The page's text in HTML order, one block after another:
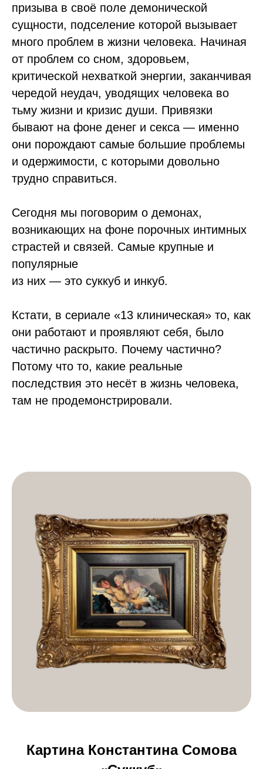
призыва в своё поле демонической
сущности, подселение которой вызывает
много проблем в жизни человека. Начиная
от проблем со сном, здоровьем,
критической нехваткой энергии, заканчивая
чередой неудач, уводящих человека во
тьму жизни и кризис души. Привязки
бывают на фоне денег и секса — именно
они порождают самые большие проблемы
и одержимости, с которыми довольно
трудно справиться.
Сегодня мы поговорим о демонах,
возникающих на фоне порочных интимных
страстей и связей. Самые крупные и
популярные
из них — это суккуб и инкуб.
Кстати, в сериале «13 клиническая» то, как
они работают и проявляют себя, было
частично раскрыто. Почему частично?
Потому что то, какие реальные
последствия это несёт в жизнь человека,
там не продемонстрировали.
Картина Константина Сомова